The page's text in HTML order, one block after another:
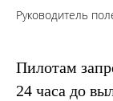
Руководитель
Пилотам
24 часа до